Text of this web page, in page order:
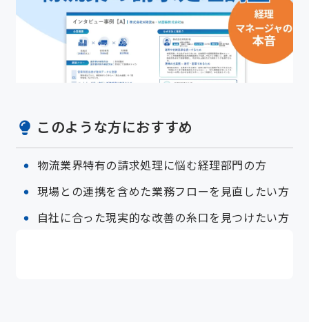
このような方におすすめ
物流業界特有の請求処理に悩む経理部門の方
現場との連携を含めた業務フローを見直したい方
自社に合った現実的な改善の糸口を見つけたい方